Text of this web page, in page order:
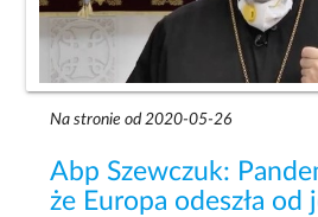
Na stronie od 2020-05-26
Abp Szewczuk:
że Europa odeszła od